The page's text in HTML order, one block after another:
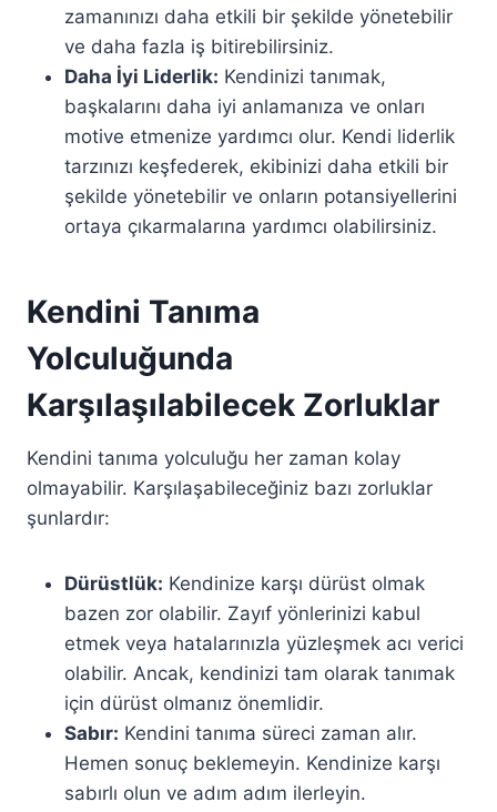
zamanınızı daha etkili bir şekilde yönetebilir
ve daha fazla iş bitirebilirsiniz.
Daha İyi Liderlik: Kendinizi tanımak,
başkalarını daha iyi anlamanıza ve onları
motive etmenize yardımcı olur. Kendi liderlik
tarzınızı keşfederek, ekibinizi daha etkili bir
şekilde yönetebilir ve onların potansiyellerini
ortaya çıkarmalarına yardımcı olabilirsiniz.
Kendini Tanıma
Yolculuğunda
Karşılaşılabilecek Zorluklar
Kendini tanıma yolculuğu her zaman kolay
olmayabilir. Karşılaşabileceğiniz bazı zorluklar
şunlardır:
Dürüstlük: Kendinize karşı dürüst olmak
bazen zor olabilir. Zayıf yönlerinizi kabul
etmek veya hatalarınızla yüzleşmek acı verici
olabilir. Ancak, kendinizi tam olarak tanımak
için dürüst olmanız önemlidir.
Sabır: Kendini tanıma süreci zaman alır.
Hemen sonuç beklemeyin. Kendinize karşı
sabırlı olun ve adım adım ilerleyin.